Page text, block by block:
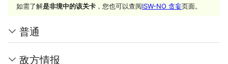
如需了解是非境中的该关卡 ，您也可以查阅ISW-NO 贪妄页面。
普通
敌方情报